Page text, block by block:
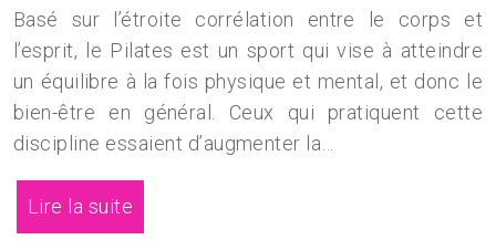
Basé sur l’étroite corrélation entre le corps et
l’esprit, le Pilates est un sport qui vise à atteindre
un équilibre à la fois physique et mental, et donc le
bien-être en général. Ceux qui pratiquent cette
discipline essaient d’augmenter la…
Lire la suite